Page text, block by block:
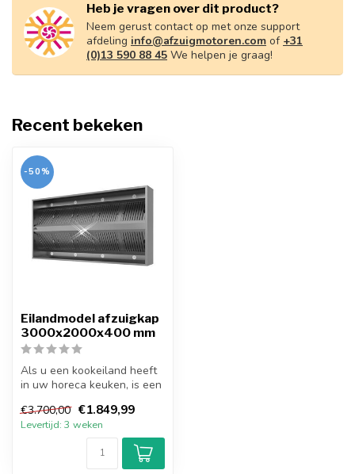
Heb je vragen over dit product?
Neem gerust contact op met onze support
afdeling info@afzuigmotoren.com of +31
(0)13 590 88 45 We helpen je graag!
Recent bekeken
-50%
Eilandmodel afzuigkap
3000x2000x400 mm
Als u een kookeiland heeft
in uw horeca keuken, is een
€3.700,00 €1.849,99
Levertijd: 3 weken